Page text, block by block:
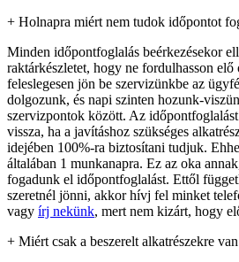
+ Holnapra miért nem tudok időpontot
Minden időpontfoglalás beérkezésekor
raktárkészletet, hogy ne fordulhasson elő
feleslegesen jön be szervizünkbe az
dolgozunk, és napi szinten hozunk-
szervizpontok között. Az
vissza, ha a javításhoz szükséges
idejében 100%-ra biztosítani tudjuk.
általában 1 munkanapra. Ez az oka
fogadunk el időpontfoglalást. Ettől
szeretnél jönni, akkor hívj fel minket
vagy írj nekünk, mert nem kizárt, hogy
+ Miért csak a beszerelt alkatrészekre